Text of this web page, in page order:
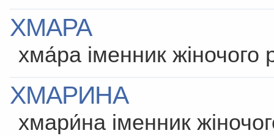
ХМАРА
хма́ра іменник жіночого
ХМАРИНА
хмари́на іменник